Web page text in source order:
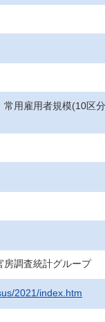
用雇用者規模(10区
房調査統計グループ
2021/index.htm